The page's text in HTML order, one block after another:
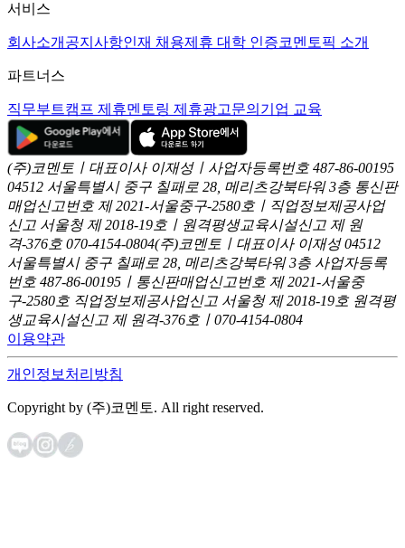
서비스
회사소개 공지사항인재 채용제휴 대학 인증코멘토픽 소개
파트너스
직무부트캠프 제휴멘토링 제휴광고문의 기업 교육
(주)코멘토ㅣ대표이사 이재성ㅣ사업자등록번호 487-86-00195
04512 서울특별시 중구 칠패로 28, 메리츠강북타워 3층 통신판
매업신고번호 제 2021-서울중구-2580호ㅣ직업정보제공사업
신고 서울청 제 2018-19호ㅣ원격평생교육시설신고 제 원
격-376호 070-4154-0804(주)코멘토ㅣ대표이사 이재성 04512
서울특별시 중구 칠패로 28, 메리츠강북타워 3층 사업자등록
번호 487-86-00195ㅣ통신판매업신고번호 제 2021-서울중
구-2580호 직업정보제공사업신고 서울청 제 2018-19호 원격평
생교육시설신고 제 원격-376호ㅣ070-4154-0804
이용약관
개인정보처리방침
Copyright by (주)코멘토. All right reserved.